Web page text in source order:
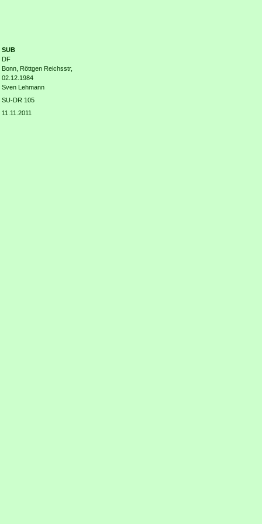
SUB
DF
Bonn, Röttgen Reichsstr,
02.12.1984
Sven Lehmann
SU-DR 105
11.11.2011